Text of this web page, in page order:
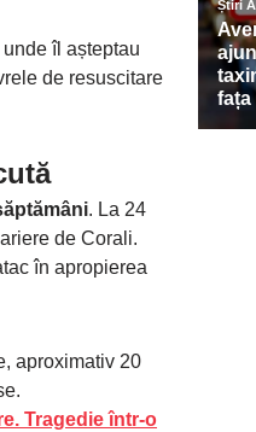
îl așteptau
de resuscitare
. La 24
de Corali.
în apropierea
aproximativ 20
Tragedie într-o